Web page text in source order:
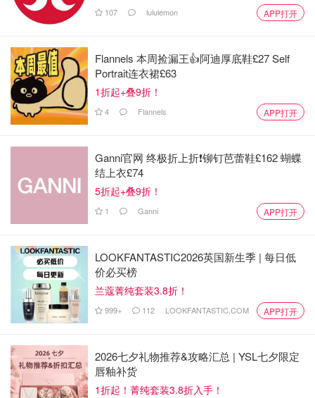
107 lululemon APP打开
Flannels 本周捡漏王👍阿迪厚底鞋£27 Self
Portrait连衣裙£63
1折起+叠9折！
4 Flannels APP打开
Ganni官网 终极折上折❗️铆钉芭蕾鞋£162 蝴蝶
结上衣£74
5折起+叠9折！
1 Ganni APP打开
LOOKFANTASTIC2026英国新生季 | 每日低
价必买榜
兰蔻菁纯套装3.8折！
999+ 112 LOOKFANTASTIC.COM APP打开
2026七夕礼物推荐&攻略汇总 | YSL七夕限定
唇釉补货
1折起！菁纯套装3.8折入手！